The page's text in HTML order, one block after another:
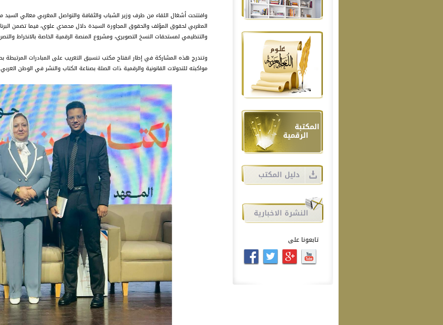
وافتتحت أشغال اللقاء من طرف وزير الشباب والثقافة والتواصل المغربي معالي
المغربي لحقوق المؤلف والحقوق المجاورة السيدة دلال محمدي علوي، فيما تضمن
والتنظيمي لمستحقات النسخ التصويري، ومشروع المنصة الرقمية الخاصة بالانخراط
وتندرج هذه المشاركة في إطار انفتاح مكتب تنسيق التعريب على المبادرات المرتبطة
مواكبته للتحولات القانونية والرقمية ذات الصلة بصناعة الكتاب والنشر في الوطن
تابعونا على